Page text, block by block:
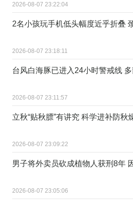
2026-08-07 23:22:04
2名小孩玩手机低头幅度近乎折叠
2026-08-07 23:18:11
台风白海豚已进入24小时警戒线
2026-08-07 23:11:57
立秋“贴秋膘”有讲究 科学进补防秋
2026-08-07 23:09:22
男子将外卖员砍成植物人获刑8年
2026-08-07 23:05:06